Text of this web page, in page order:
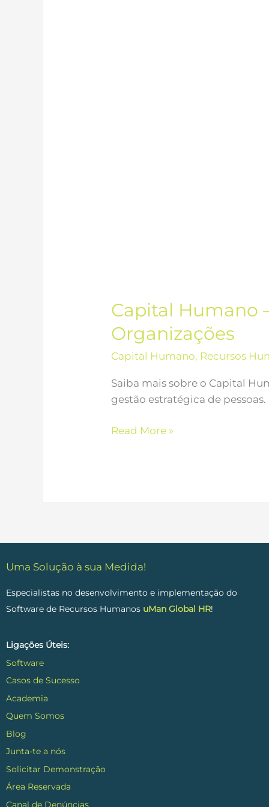
Capital Humano
Organizações
Capital Humano, Recursos
Saiba mais sobre o Capital
gestão estratégica de pessoas.
Read More »
Uma Solução à sua Medida!
Especialistas no desenvolvimento e implementação do
Software de Recursos Humanos uMan Global HR!
Ligações Úteis:
Software
Casos de Sucesso
Academia
Quem Somos
Blog
Junta-te a nós
Solicitar Demonstração
Área Reservada
Canal de Denúncias